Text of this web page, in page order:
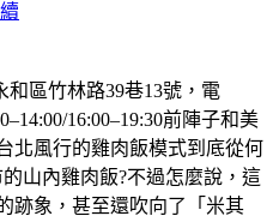
和區竹林路39巷13號，電
16:00–19:30前陣子和美
北風行的雞肉飯模式到底從何
山內雞肉飯?不過怎麼說，這
跡象，甚至還吹向了「米其